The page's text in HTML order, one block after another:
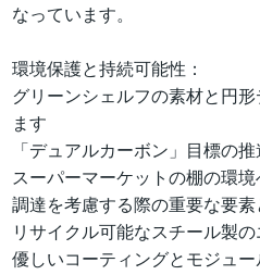
なっています。
環境保護と持続可能性：
グリーンシェルフの素材と円
ます
「デュアルカーボン」目標の推
スーパーマーケットの棚の環境
調達を考慮する際の重要な要素
リサイクル可能なスチール製
優しいコーティングとモジュ